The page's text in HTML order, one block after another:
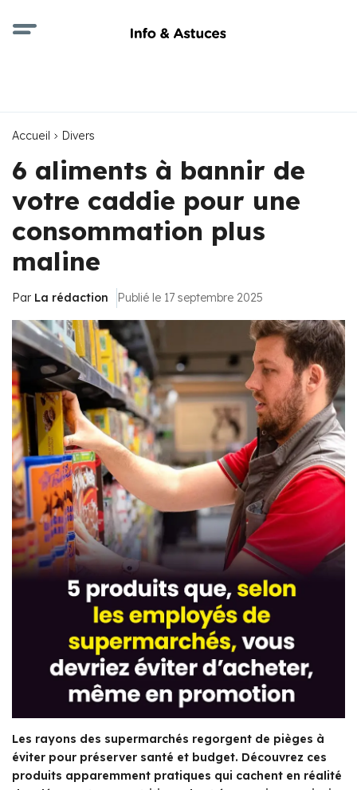
Accueil Divers
6 aliments à bannir de
votre caddie pour une
consommation plus
maline
Par La rédaction Publié le 17 septembre 2025
Les rayons des supermarchés regorgent de pièges à
éviter pour préserver santé et budget. Découvrez ces
produits apparemment pratiques qui cachent en réalité